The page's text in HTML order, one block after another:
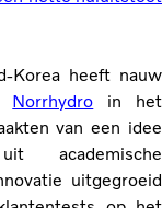
Korea heeft nauw
Norrhydro in het
van een idee
academische
uitgegroeid